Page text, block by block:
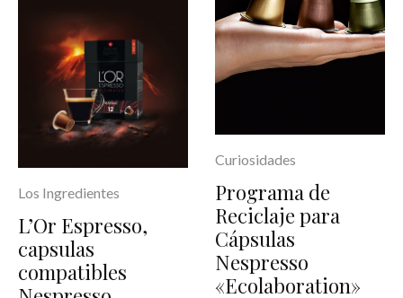
Los Ingredientes
L’Or Espresso,
capsulas
compatibles
Curiosidades
Programa de
Reciclaje para
Cápsulas
Nespresso
«Ecolaboration»